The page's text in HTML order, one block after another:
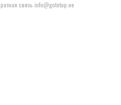
связь info@gototop.ee